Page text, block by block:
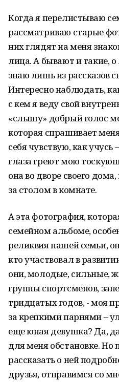
Когда я перелистываю
рассматриваю старые
них глядят на меня
лица. А бывают и такие,
знаю лишь из рассказов
Интересно наблюдать,
с кем я веду свой
«слышу» добрый голос
которая спрашивает
себя чувствую, как
глаза греют мою
она во дворе своего
за столом в комнате.
А эта фотография,
семейном альбоме,
реликвия нашей семьи,
кто участвовал в
они, молодые, сильные,
группы спортсменов,
тридцатых годов, - моя
за крепкими парнями –
еще юная девушка? Да,
для меня обстановке. Но
рассказать о ней
друзья, отправимся со